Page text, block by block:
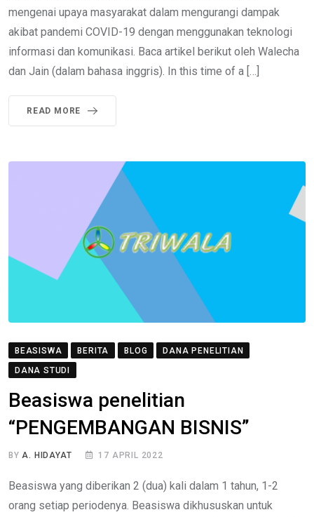
mengenai upaya masyarakat dalam mengurangi dampak
akibat pandemi COVID-19 dengan menggunakan teknologi
informasi dan komunikasi. Baca artikel berikut oleh Walecha
dan Jain (dalam bahasa inggris). In this time of a […]
READ MORE
BEASISWA BERITA BLOG
DANA PENELITIAN
DANA STUDI
Beasiswa penelitian
“PENGEMBANGAN BISNIS”
BY A. HIDAYAT 17 APRIL 2022
Beasiswa yang diberikan 2 (dua) kali dalam 1 tahun, 1-2
orang setiap periodenya. Beasiswa dikhususkan untuk